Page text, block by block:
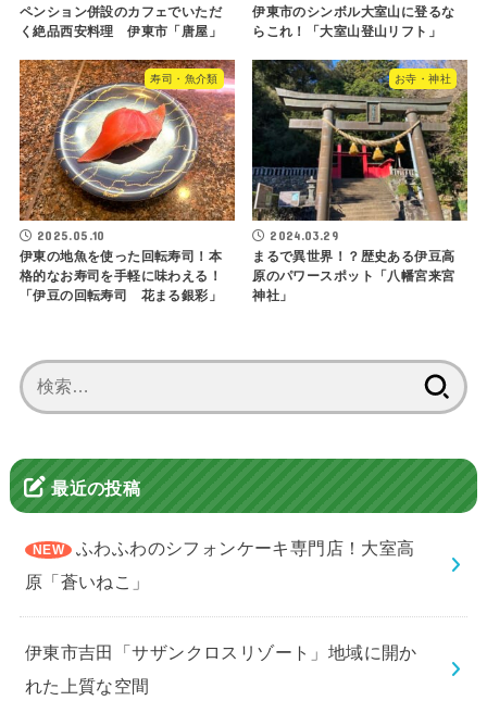
ペンション併設のカフェでいただ
く絶品西安料理 伊東市「唐屋」
伊東市のシンボル大室山に登るな
らこれ！「大室山登山リフト」
寿司・魚介類
2025.05.10
伊東の地魚を使った回転寿司！本
格的なお寿司を手軽に味わえる！
「伊豆の回転寿司 花まる銀彩」
お寺・神社
2024.03.29
まるで異世界！？歴史ある伊豆高
原のパワースポット「八幡宮来宮
神社」
索:
最近の投稿
ふわふわのシフォンケーキ専門店！大室高
原「蒼いねこ」
伊東市吉田「サザンクロスリゾート」地域に開か
れた上質な空間